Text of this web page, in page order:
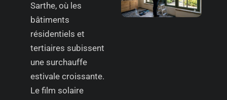
Sarthe, où les
bâtiments
résidentiels et
tertiaires subissent
une surchauffe
estivale croissante.
Le film solaire